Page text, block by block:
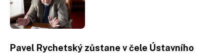
Pavel Rychetský zůstane v čele Ústavního